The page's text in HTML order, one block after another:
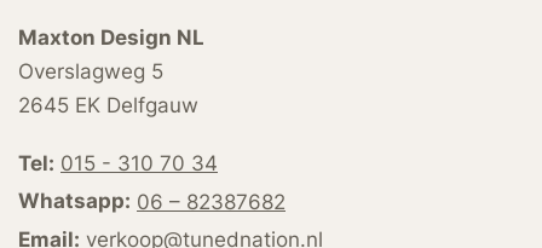
Maxton Design NL
Overslagweg 5
2645 EK Delfgauw
Tel: 015 - 310 70 34
Whatsapp: 06 – 82387682
Email: verkoop@tunednation.nl